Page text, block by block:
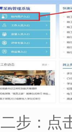
步：点